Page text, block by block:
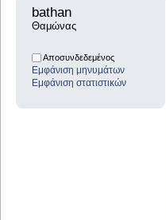
bathan
Θαμώνας
Αποσυνδεδεμένος
Εμφάνιση μηνυμάτων
Εμφάνιση στατιστικών